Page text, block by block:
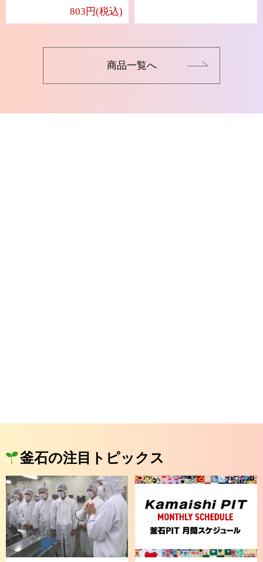
803円(税込)
商品一覧へ
釜石の注目トピックス